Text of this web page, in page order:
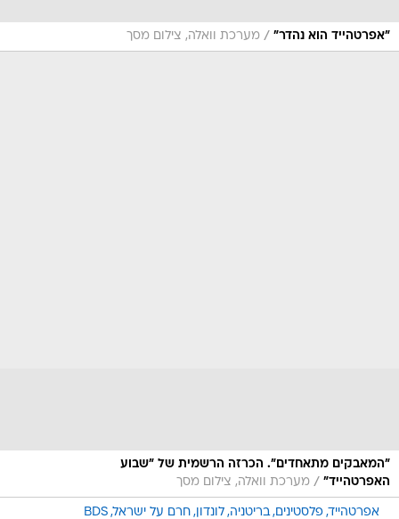
"אפרטהייד הוא נהדר" / מערכת וואלה, צילום מסך
"המאבקים מתאחדים". הכרזה הרשמית של "שבוע
האפרטהייד" / מערכת וואלה, צילום מסך
אפרטהייד פלסטינים בריטניה לונדון חרם על ישראל BDS